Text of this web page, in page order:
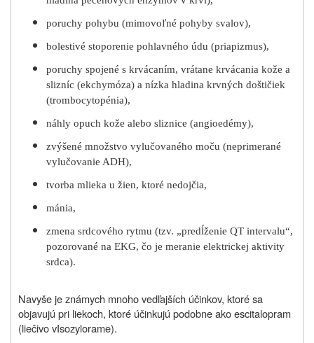
poruchy pohybu (mimovoľné pohyby svalov),
bolestivé stoporenie pohlavného údu (priapizmus),
poruchy spojené s krvácaním, vrátane krvácania kože a
slizníc (ekchymóza) a nízka hladina krvných doštičiek
(trombocytopénia),
náhly opuch kože alebo sliznice (angioedémy),
zvýšené množstvo vylučovaného moču (neprimerané
vylučovanie ADH),
tvorba mlieka u žien, ktoré nedojčia,
mánia,
zmena srdcového rytmu (tzv. „predĺženie QT intervalu“,
pozorované na EKG, čo je meranie elektrickej aktivity
srdca).
Navyše je známych mnoho vedľajších účinkov, ktoré sa
objavujú pri liekoch, ktoré účinkujú podobne ako escitalopram
(liečivo vIsozylorame).